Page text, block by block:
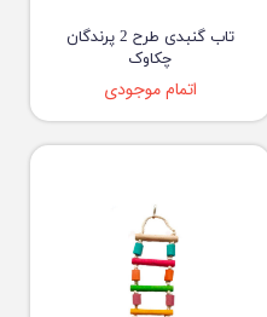
تاب گنبدی طرح 2 پرندگان
چکاوک
اتمام موجودی